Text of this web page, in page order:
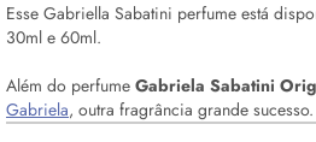
Esse Gabriella Sabatini perfume está
30ml e 60ml.
Além do perfume Gabriela Sabatini
Gabriela, outra fragrância grande sucesso.